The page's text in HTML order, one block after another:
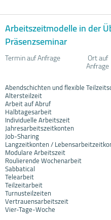
Arbeitszeitmodelle in der
Präsenzseminar
Termin auf Anfrage Ort auf
Anfrage
Abendschichten und flexible
Altersteilzeit
Arbeit auf Abruf
Halbtagesarbeit
Individuelle Arbeitszeit
Jahresarbeitszeitkonten
Job-Sharing
Langzeitkonten /
Modulare Arbeitszeit
Roulierende Wochenarbeit
Sabbatical
Telearbeit
Teilzeitarbeit
Turnusteilzeiten
Vertrauensarbeitszeit
Vier-Tage-Woche